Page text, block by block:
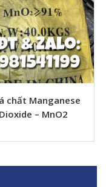
chất Manganese
Dioxide – MnO2